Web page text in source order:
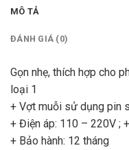
MÔ TẢ
ĐÁNH GIÁ (0)
Gọn nhẹ, thích hợp cho
loại 1
+ Vợt muỗi sử dụng pin
+ Điện áp: 110 – 220V ;
+ Bảo hành: 12 tháng